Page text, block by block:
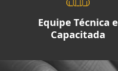
Equipe Técnica e
Capacitada